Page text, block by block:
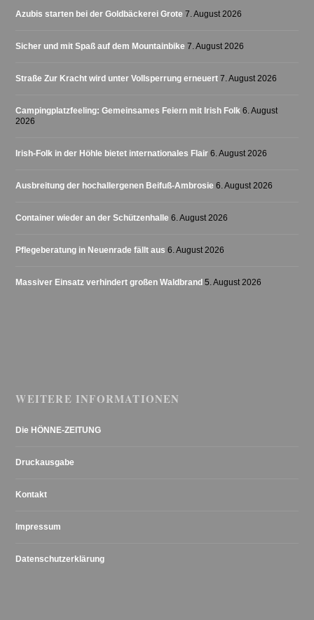
Azubis starten bei der Goldbäckerei Grote 7. August 2026
Sicher und mit Spaß auf dem Mountainbike 7. August 2026
Straße Zur Kracht wird unter Vollsperrung erneuert 7. August 2026
Campingplatzfeeling: Gemeinsames Feiern mit Irish Folk 6. August
2026
Irish-Folk in der Höhle bietet internationales Flair 6. August 2026
Ausbreitung der hochallergenen Beifuß-Ambrosie 6. August 2026
Container wieder an der Schützenhalle 6. August 2026
Pflegeberatung in Neuenrade fällt aus 6. August 2026
Massiver Einsatz verhindert großen Waldbrand 5. August 2026
WEITERE INFORMATIONEN
Die HÖNNE-ZEITUNG
Druckausgabe
Kontakt
Impressum
Datenschutzerklärung